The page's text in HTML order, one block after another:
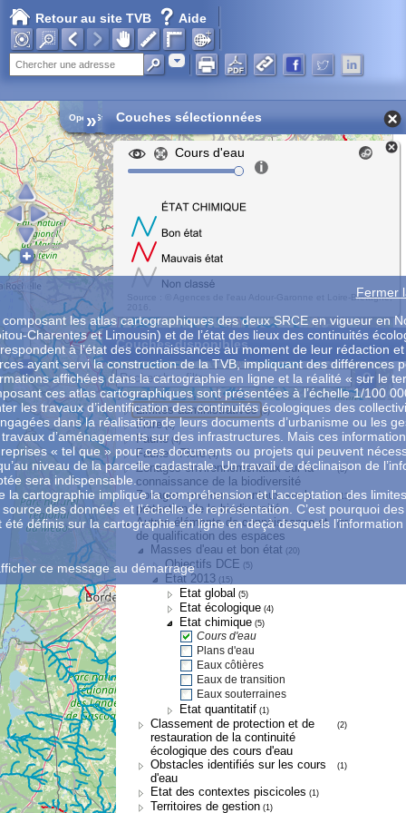
Retour au site TVB Aide
Adresse
Chargement en cours...
Open Street Map
» Couches sélectionnées
Cours d'eau
Source : © Agences de l'eau Adour-Garonne et Loire-Bretagne,
Couches disponibles
Limites administratives (5)
Flore (4)
Faune (4)
Faune - Flore (4)
Zonages environnementaux sur la
connaissance de la biodiversité
(3)
Zonages environnementaux sur la
protection de la biodiversité
(13)
Autres éléments de connaissance et
de qualification des espaces
(25)
Masses d'eau et bon état (20)
Objectifs DCE (5)
Etat 2013 (15)
Etat global (5)
Etat écologique (4)
Etat chimique (5)
Cours d'eau
Plans d'eau
Eaux côtières
Eaux de transition
Eaux souterraines
Etat quantitatif (1)
Classement de protection et de
restauration de la continuité
écologique des cours d'eau
(2)
Obstacles identifiés sur les cours
d'eau
(1)
Etat des contextes piscicoles (1)
Territoires de gestion (1)
Fermer
les atlas cartographiques des deux SRCE en vigueur en
Charentes et Limousin) et de l’état des lieux des continuités
à l’état des connaissances au moment de leur rédaction
ayant servi la construction de la TVB, impliquant des différences
affichées dans la cartographie en ligne et la réalité « sur le
ces atlas cartographiques sont présentées à l’échelle 1/100
les travaux d’identification des continuités écologiques des
dans la réalisation de leurs documents d’urbanisme ou les
d’aménagements sur des infrastructures. Mais ces
« tel que » pour ces documents ou projets qui peuvent
niveau de la parcelle cadastrale. Un travail de déclinaison de
sera indispensable.
la cartographie implique la compréhension et l'acceptation des
des données et l’échelle de représentation. C’est pourquoi
définis sur la cartographie en ligne en deçà desquels l’information
ce message au démarrage